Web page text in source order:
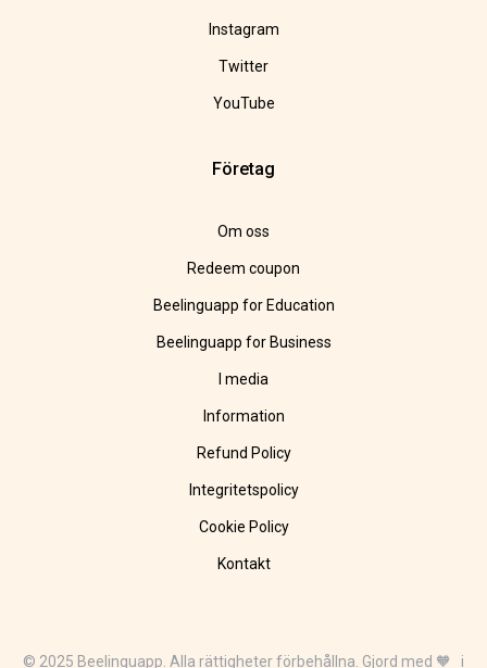
Instagram
Twitter
YouTube
Företag
Om oss
Redeem coupon
Beelinguapp for Education
Beelinguapp for Business
I media
Information
Refund Policy
Integritetspolicy
Cookie Policy
Kontakt
© 2025 Beelinguapp. Alla rättigheter förbehållna. Gjord med 🧡 i